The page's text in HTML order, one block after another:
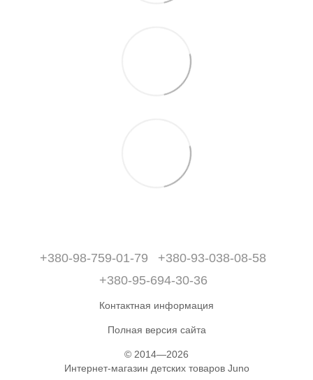
+380-98-759-01-79
+380-93-038-08-58
+380-95-694-30-36
Контактная информация
Полная версия сайта
© 2014—2026
Интернет-магазин детских товаров Juno